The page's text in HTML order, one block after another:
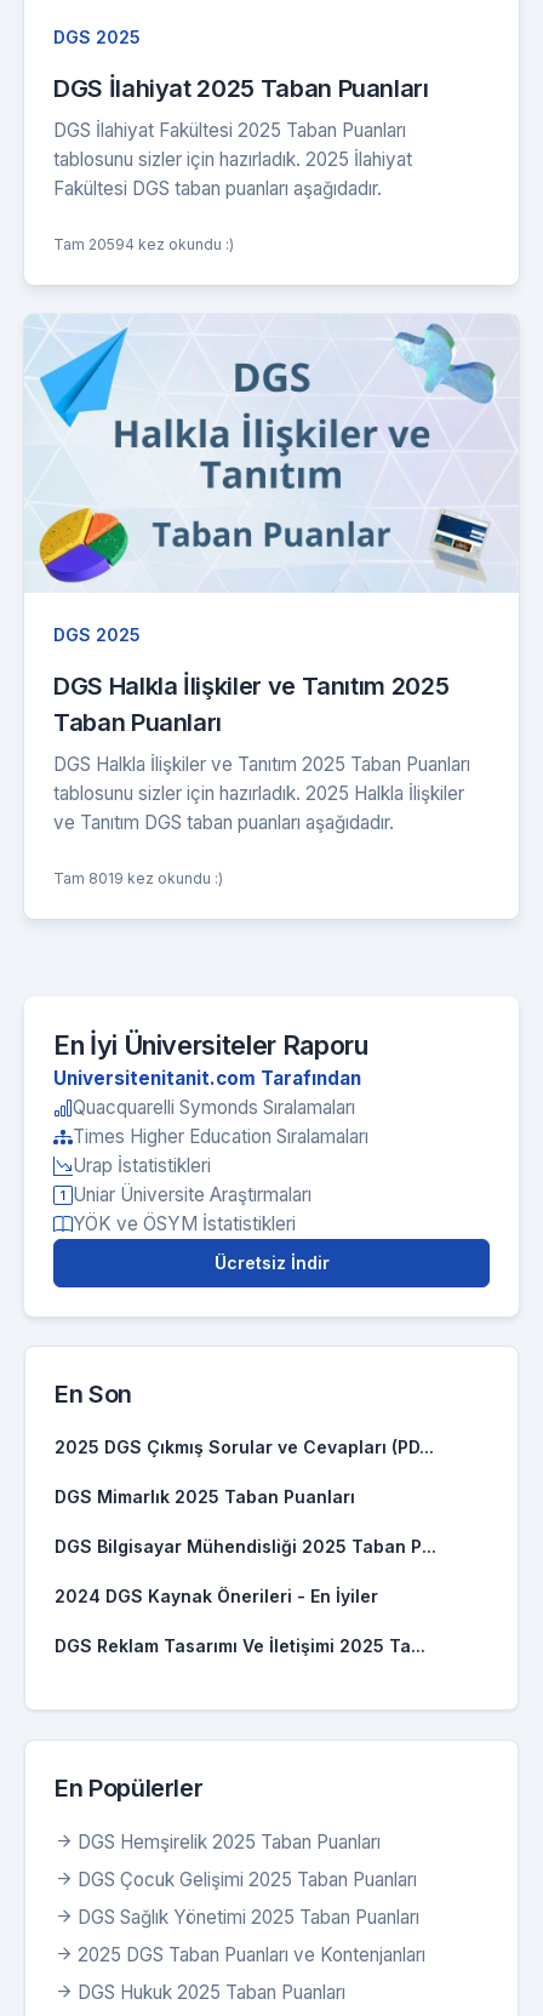
DGS 2025
DGS İlahiyat 2025 Taban Puanları
DGS İlahiyat Fakültesi 2025 Taban Puanları
tablosunu sizler için hazırladık. 2025 İlahiyat
Fakültesi DGS taban puanları aşağıdadır.
Tam 20594 kez okundu :)
DGS 2025
DGS Halkla İlişkiler ve Tanıtım 2025
Taban Puanları
DGS Halkla İlişkiler ve Tanıtım 2025 Taban Puanları
tablosunu sizler için hazırladık. 2025 Halkla İlişkiler
ve Tanıtım DGS taban puanları aşağıdadır.
Tam 8019 kez okundu :)
En İyi Üniversiteler Raporu
Universitenitanit.com Tarafından
Quacquarelli Symonds Sıralamaları
Times Higher Education Sıralamaları
Urap İstatistikleri
Uniar Üniversite Araştırmaları
YÖK ve ÖSYM İstatistikleri
Ücretsiz İndir
En Son
2025 DGS Çıkmış Sorular ve Cevapları (PD...
DGS Mimarlık 2025 Taban Puanları
DGS Bilgisayar Mühendisliği 2025 Taban P...
2024 DGS Kaynak Önerileri - En İyiler
DGS Reklam Tasarımı Ve İletişimi 2025 Ta...
En Popülerler
DGS Hemşirelik 2025 Taban Puanları
DGS Çocuk Gelişimi 2025 Taban Puanları
DGS Sağlık Yönetimi 2025 Taban Puanları
2025 DGS Taban Puanları ve Kontenjanları
DGS Hukuk 2025 Taban Puanları